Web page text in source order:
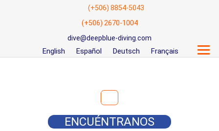
(+506) 8854-5043
(+506) 2670-1004
dive@deepblue-diving.com
English Español Deutsch Français
Buscar:
ENCUÉNTRANOS